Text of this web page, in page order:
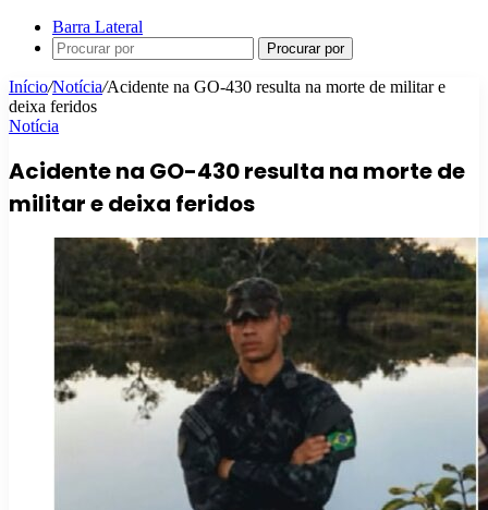
Barra Lateral
Procurar por
Início/Notícia/Acidente na GO-430 resulta na morte de militar e
deixa feridos
Notícia
Acidente na GO-430 resulta na morte de
militar e deixa feridos